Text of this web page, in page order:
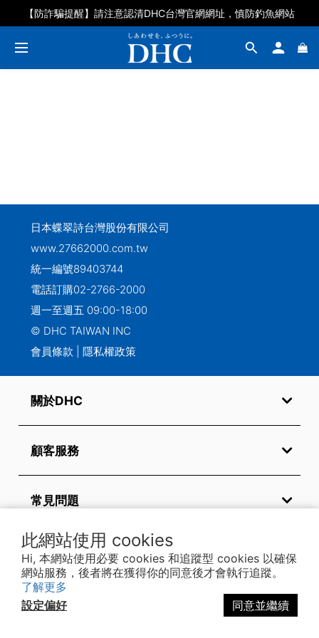
此網站使用 cookies
Hi, 本網站使用必要 cookies 和追蹤型 cookies 以確保
網站服務，後者將在獲得你的同意後才會執行追蹤。
了解更多
設定偏好
同意並繼續
【防詐騙提醒】請注意認清DHC台灣官網網址，慎防釣魚網站
日本蝶翠詩台灣股份有限公司
www.27662000.com.tw
統一編號89403744
電話訂購02-2766-2000
週一至週五 09:00-18:00
© DHC TAIWAN INC
會員條款
隱私權政策
關於DHC
顧客服務
常見問題
關注我們